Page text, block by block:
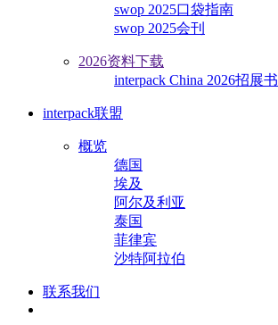
swop 2025口袋指南
swop 2025会刊
2026资料下载
interpack China 2026招展书
interpack联盟
概览
德国
埃及
阿尔及利亚
泰国
菲律宾
沙特阿拉伯
联系我们